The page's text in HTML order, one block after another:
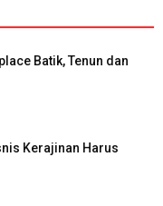
Batik, Tenun dan
Kerajinan Harus